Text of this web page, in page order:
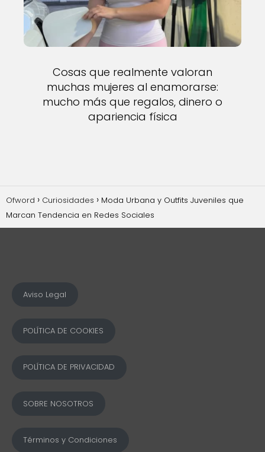
Cosas que realmente valoran
muchas mujeres al enamorarse:
mucho más que regalos, dinero o
apariencia física
Ofword Curiosidades
Moda Urbana y Outfits Juveniles que
Marcan Tendencia en Redes Sociales
Aviso Legal
POLÍTICA DE COOKIES
POLÍTICA DE PRIVACIDAD
SOBRE NOSOTROS
Términos y Condiciones